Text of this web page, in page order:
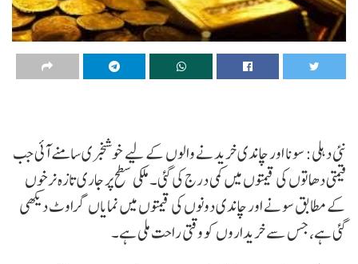
نئی دہلی: سونا اور چاندی خریدنے والوں کے لیے خوشخبری سامنے آئی جب
قیمتی دھاتوں کی قیمتوں میں کمی درج کی گئی۔ ملکی سطح پر جاری تازہ نرخوں
کے مطابق سونے اور چاندی دونوں کی قیمتوں میں نمایاں گراوٹ دیکھی
گئی ہے، جس سے خریداروں کو وقتی راحت ملی ہے۔